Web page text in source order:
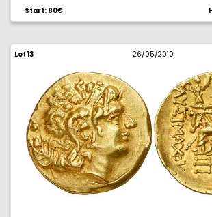
Start: 80€
Lot 13 26/05/2010